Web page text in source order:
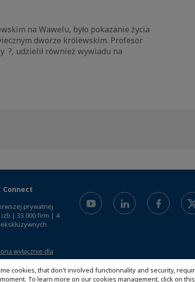
cookies, that don't involved functionnality and security,
To learn more on our cookies management,click on
na Wawelu, było pokazanie życia
dworze królewskim. Profesor
?, udzielił również wywiadu na
Connect
prywatnej
izb | 33 000 firm | 4
wyłącznie dla